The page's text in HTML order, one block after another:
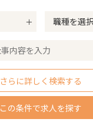
さらに詳しく検索する
この条件で求人を探す